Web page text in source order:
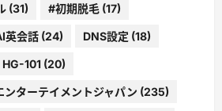
(31) #初期脱毛 (17)
英会話 (24) DNS設定 (18)
HG-101 (20)
ンターテイメントジャパン (235)